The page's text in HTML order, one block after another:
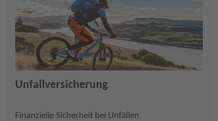
Unfallversicherung
Finanzielle Sicherheit bei Unfällen